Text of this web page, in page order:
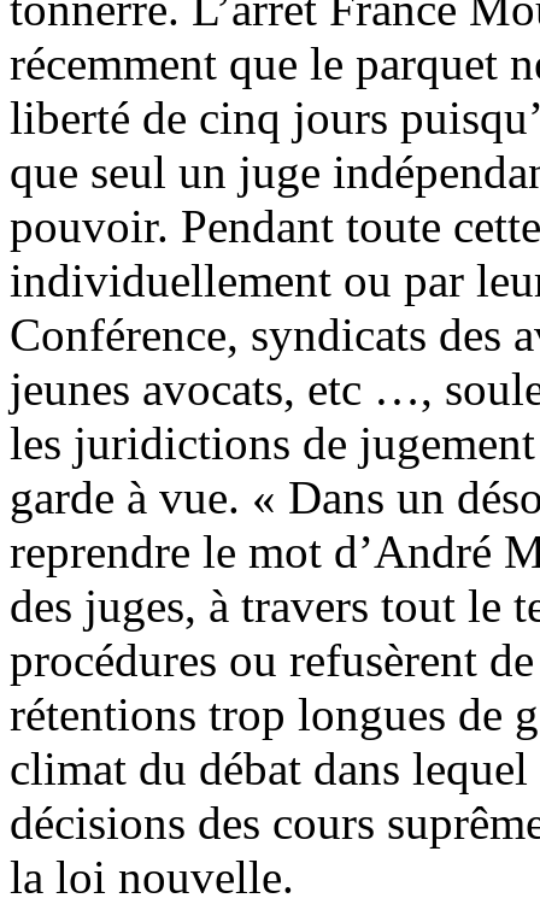
récemment que le parquet
liberté de cinq jours
que seul un juge
pouvoir. Pendant toute
individuellement ou par
Conférence, syndicats des
jeunes avocats, etc …,
les juridictions de
garde à vue. « Dans un
reprendre le mot d’André
des juges, à travers tout le
procédures ou refusèrent
rétentions trop longues de
climat du débat dans
décisions des cours
la loi nouvelle.